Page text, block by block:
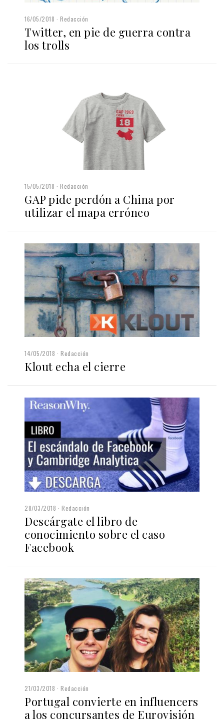
16/05/2018 Redacción
Twitter, en pie de guerra contra
los trolls
15/05/2018 Redacción
GAP pide perdón a China por
utilizar el mapa erróneo
14/05/2018 Redacción
Klout echa el cierre
28/03/2018 Redacción
Descárgate el libro de
conocimiento sobre el caso
Facebook
21/03/2018 Redacción
Portugal convierte en influencers
a los concursantes de Eurovisión